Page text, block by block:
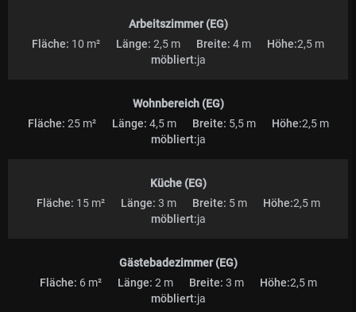
Arbeitszimmer (EG)
Fläche: 10 m² Länge: 2,5 m Breite: 4 m Höhe:2,5 m
möbliert:ja
Wohnbereich (EG)
Fläche: 25 m² Länge: 4,5 m Breite: 5,5 m Höhe:2,5 m
möbliert:ja
Küche (EG)
Fläche: 15 m² Länge: 3 m Breite: 5 m Höhe:2,5 m
möbliert:ja
Gästebadezimmer (EG)
Fläche: 6 m² Länge: 2 m Breite: 3 m Höhe:2,5 m
möbliert:ja